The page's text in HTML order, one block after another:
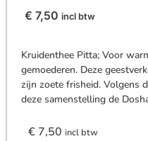
€ 7,50 incl btw
Kruidenthee Pitta; Voor
gemoederen. Deze
zijn zoete frisheid. Volgens
deze samenstelling de
€ 7,50 incl btw